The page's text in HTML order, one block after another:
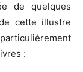
de quelques
cette illustre
: